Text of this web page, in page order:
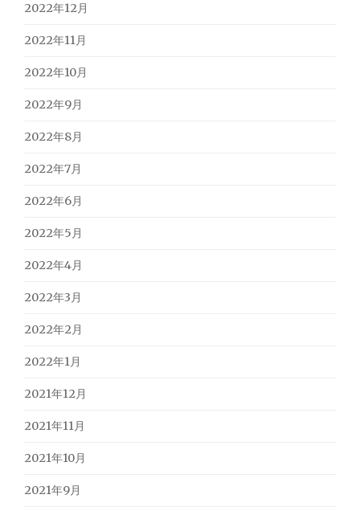
2022年12月
2022年11月
2022年10月
2022年9月
2022年8月
2022年7月
2022年6月
2022年5月
2022年4月
2022年3月
2022年2月
2022年1月
2021年12月
2021年11月
2021年10月
2021年9月